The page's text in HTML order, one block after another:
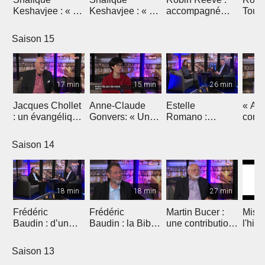
Keshavjee : « Le
temps de
coronavirus »
Keshavjee : « La
accompagné
Saison 15
17 min
Jacques Chollet
: un évangélique
vaudoise
15 min
Anne-Claude
Gonvers: « Un
retrouvée »
26 min
Estelle
Romano :
sur Jeunesse en
mission
«
Saison 14
18 min
Frédéric
Baudin : d’un
18 min
Frédéric
Baudin : la Bible
27 min
Martin Bucer :
une contribution
Saison 13